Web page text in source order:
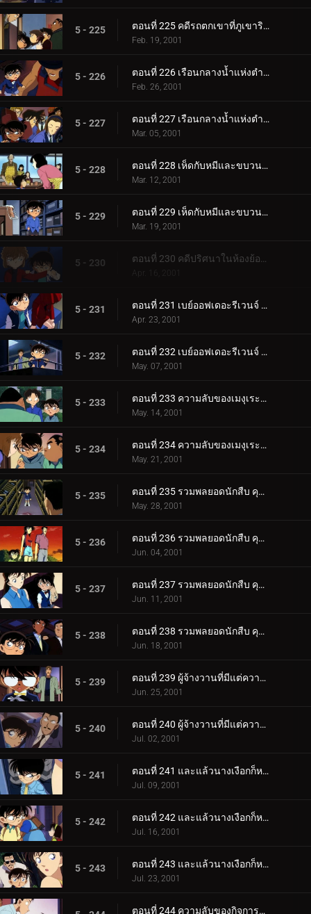
5 - 225 ตอนที่ 225 คดีรถตกเขาที่ภูเขาริวจิน
Feb. 19, 2001
5 - 226 ตอนที่ 226 เรือนกลางน้ำแห่งตำนานสระเบญจรงค์ (ตอนแรก)
Feb. 26, 2001
5 - 227 ตอนที่ 227 เรือนกลางน้ำแห่งตำนานสระเบญจรงค์ (ตอนจบ)
Mar. 05, 2001
5 - 228 ตอนที่ 228 เห็ดกับหมีและขบวนการนักสืบเยาชน (ตอนแรก)
Mar. 12, 2001
5 - 229 ตอนที่ 229 เห็ดกับหมีและขบวนการนักสืบเยาชน (ตอนจบ)
Mar. 19, 2001
5 - 230 ตอนที่ 230 คดีปริศนาในห้องย้อนยุค
Apr. 16, 2001
5 - 231 ตอนที่ 231 เบย์ออฟเดอะรีเวนจ์ (ตอนแรก)
Apr. 23, 2001
5 - 232 ตอนที่ 232 เบย์ออฟเดอะรีเวนจ์ (ตอนจบ)
May. 07, 2001
5 - 233 ตอนที่ 233 ความลับของเมงุเระที่ถูกผนึกไว้ (ตอนแรก)
May. 14, 2001
5 - 234 ตอนที่ 234 ความลับของเมงุเระที่ถูกผนึกไว้ (ตอนจบ)
May. 21, 2001
5 - 235 ตอนที่ 235 รวมพลยอดนักสืบ คุโด้ ชินอิจิ ปะทะ จอมโจรคิด (ตอนพิเศษ ตอนแรก) ยอดนักสืบจิ๋วโคนัน เดอะซี.
May. 28, 2001
5 - 236 ตอนที่ 236 รวมพลยอดนักสืบ คุโด้ ชินอิจิ ปะทะ จอมโจรคิด (ตอนพิเศษ ตอนที่ 2) ยอดนักสืบจิ๋วโคนัน เดอะซ_.
Jun. 04, 2001
5 - 237 ตอนที่ 237 รวมพลยอดนักสืบ คุโด้ ชินอิจิ ปะทะ จอมโจรคิด (ตอนพิเศษ ตอนที่ 3) ยอดนักสืบจิ๋วโคนัน เดอะซ_.
Jun. 11, 2001
5 - 238 ตอนที่ 238 รวมพลยอดนักสืบ คุโด้ ชินอิจิ ปะทะ จอมโจรคิด (ตอนพิเศษ ตอนจบ) ยอดนักสืบจิ๋วโคนัน เดอะซีร.
Jun. 18, 2001
5 - 239 ตอนที่ 239 ผู้จ้างวานที่มีแต่ความเท็จ (ตอนแรก)
Jun. 25, 2001
5 - 240 ตอนที่ 240 ผู้จ้างวานที่มีแต่ความเท็จ (ตอนจบ)
Jul. 02, 2001
5 - 241 ตอนที่ 241 และแล้วนางเงือกก็หายไป (ภาคคดี)
Jul. 09, 2001
5 - 242 ตอนที่ 242 และแล้วนางเงือกก็หายไป (ภาคสันนิษฐาน)
Jul. 16, 2001
5 - 243 ตอนที่ 243 และแล้วนางเงือกก็หายไป (ภาคไขปริศนา)
Jul. 23, 2001
ตอนที่ 244 ความลับของกิจการที่รุ่งเรือง